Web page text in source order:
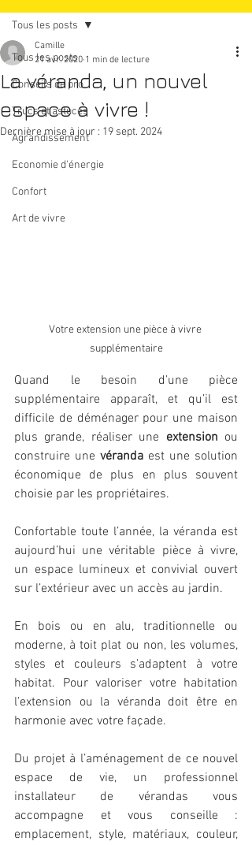
Tous les posts
Conseils de pro
Trucs et astuces
Agrandissement
Economie d'énergie
Confort
Art de vivre
Tous les posts
La véranda, un nouvel
espace à vivre !
Camille
21 avr. 2020 1 min de lecture
Dernière mise à jour : 19 sept. 2024
Votre extension une pièce à vivre
supplémentaire
Quand le besoin d’une pièce
supplémentaire apparaît, et qu’il est
difficile de déménager pour une maison
plus grande, réaliser une extension ou
construire une véranda est une solution
économique de plus en plus souvent
choisie par les propriétaires.
Confortable toute l’année, la véranda est
aujourd’hui une véritable pièce à vivre,
un espace lumineux et convivial ouvert
sur l’extérieur avec un accès au jardin.
En bois ou en alu, traditionnelle ou
moderne, à toit plat ou non, les volumes,
styles et couleurs s’adaptent à votre
habitat. Pour valoriser votre habitation
l’extension ou la véranda doit être en
harmonie avec votre façade.
Du projet à l’aménagement de ce nouvel
espace de vie, un professionnel
installateur de vérandas vous
accompagne et vous conseille :
emplacement, style, matériaux, couleur,